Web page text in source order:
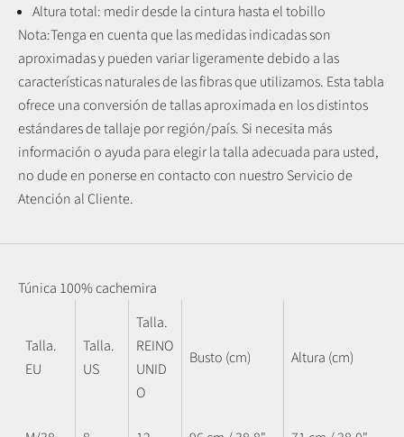
Altura total: medir desde la cintura hasta el tobillo
Nota:Tenga en cuenta que las medidas indicadas son
aproximadas y pueden variar ligeramente debido a las
características naturales de las fibras que utilizamos. Esta tabla
ofrece una conversión de tallas aproximada en los distintos
estándares de tallaje por región/país. Si necesita más
información o ayuda para elegir la talla adecuada para usted,
no dude en ponerse en contacto con nuestro Servicio de
Atención al Cliente.
Túnica 100% cachemira
Talla.
EU
Talla.
US
Talla.
REINO
UNID
O
Busto (cm) Altura (cm)